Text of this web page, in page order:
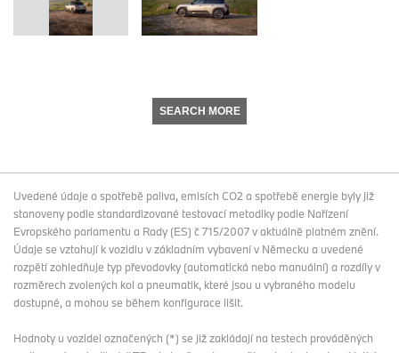
SEARCH MORE
Uvedené údaje o spotřebě paliva, emisích CO2 a spotřebě energie byly již
stanoveny podle standardizované testovací metodiky podle Nařízení
Evropského parlamentu a Rady (ES) č 715/2007 v aktuálně platném znění.
Údaje se vztahují k vozidlu v základním vybavení v Německu a uvedené
rozpětí zohledňuje typ převodovky (automatická nebo manuální) a rozdíly v
rozměrech zvolených kol a pneumatik, které jsou u vybraného modelu
dostupné, a mohou se během konfigurace lišit.
Hodnoty u vozidel označených (*) se již zakládají na testech prováděných